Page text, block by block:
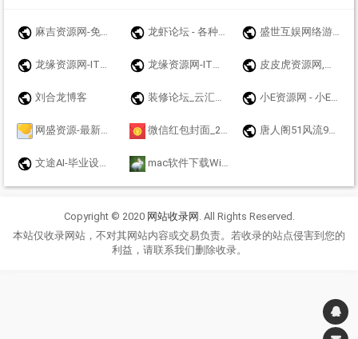
麻吉资源网-免费游戏辅助分享网-众多破解软件资源论坛 - www.k7788.cn - www.k7788.cn 龙虾论坛 - 各种资源汇合，免费大全，互相交流，影视音乐软件游戏等 盛世互娱网络游戏
龙缘资源网-IT技术分享博客 龙缘资源网-IT技术分享博客 皮皮虎资源网,网站源码,源码,手游源码,传奇手游源码,游戏源码,手游一键端,战神引擎,幽冥传奇,白日门传奇,亲测源码,站长源码,源码网,源码站 ,站长亲测,详细视频配套,网站资源，网站技术，网站搭建
刘合龙博客 装修论坛_云汇社区_云汇社区【官网】 小E资源网 - 小E希望来的每个兄弟都能赚到钱
网盛资源-最新刷机包,救砖解锁,刷机工具教程,免费下载，安卓免费破解APP下载，源码资源，破解软件资源 微信红包封面_2024_新年_龙年_春节_动态_变异_音乐_特效_表白_节日_美女_卡通_可爱_婚礼_随礼_压岁钱_微信红包封面皮肤 唐人阁51风流91快活林修车大队一品探花信息论坛
文途AI-毕业设计毕业论文开题报告在线AI写作平台原创文章在线生成工具 mac软件下载Windows软件下载兔子博客资源网
Copyright © 2020 网站收录网 . All Rights Reserved.
本站仅收录网站，不对其网站内容或交易负责。若收录的站点侵害到您的
利益，请联系我们删除收录。